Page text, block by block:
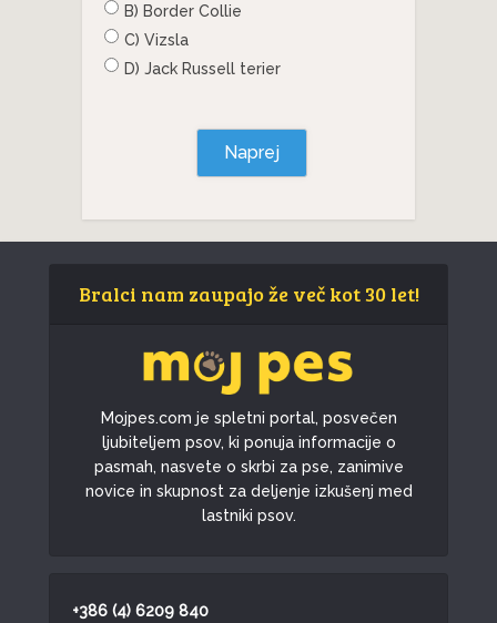
B) Border Collie
C) Vizsla
D) Jack Russell terier
Naprej
Bralci nam zaupajo že več kot 30 let!
Mojpes.com je spletni portal, posvečen
ljubiteljem psov, ki ponuja informacije o
pasmah, nasvete o skrbi za pse, zanimive
novice in skupnost za deljenje izkušenj med
lastniki psov.
+386 (4) 6209 840